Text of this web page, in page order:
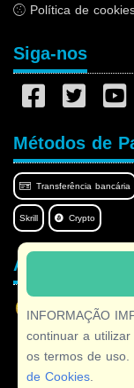
INFORMAÇÃO
continuar a
os termos de uso.
de Cookies
Política de
Siga-nos
Métodos de
Transferência bancária
Skrill Crypto
Afilnet no
Copyright ©